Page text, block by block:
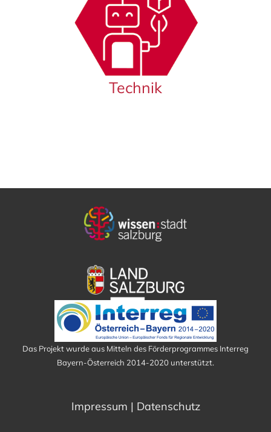
Technik
Das Projekt wurde aus Mitteln des Förderprogrammes Interreg
Bayern-Österreich 2014-2020 unterstützt.
Impressum | Datenschutz